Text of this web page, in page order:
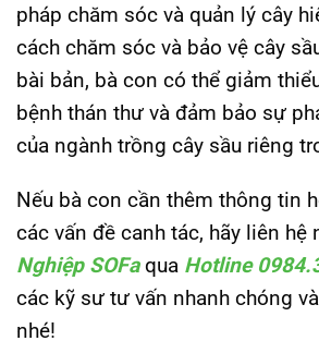
pháp chăm sóc và quản lý cây
cách chăm sóc và bảo vệ cây
bài bản, bà con có thể giảm
bệnh thán thư và đảm bảo sự
của ngành trồng cây sầu riêng
Nếu bà con cần thêm thông tin
các vấn đề canh tác, hãy liên hệ
Nghiệp SOFaqua Hotline
các kỹ sư tư vấn nhanh chóng
nhé!